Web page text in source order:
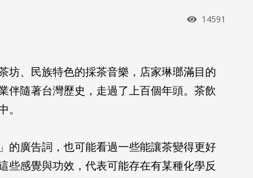
瀏覽次數
14591
坊、民族特色的採茶音樂，店家琳瑯滿目的
伴隨著台灣歷史，走過了上百個年頭。茶飲
。
的廣告詞，也可能看過一些能讓茶變得更好
些感覺與功效，代表可能存在有某種化學反